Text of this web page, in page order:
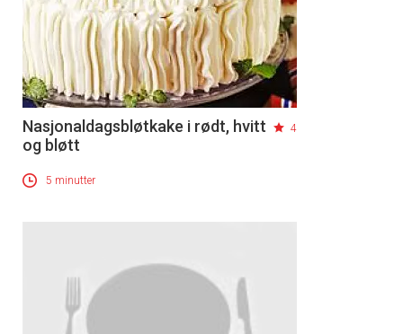
Nasjonaldagsbløtkake i rødt, hvitt
og bløtt
4
5 minutter